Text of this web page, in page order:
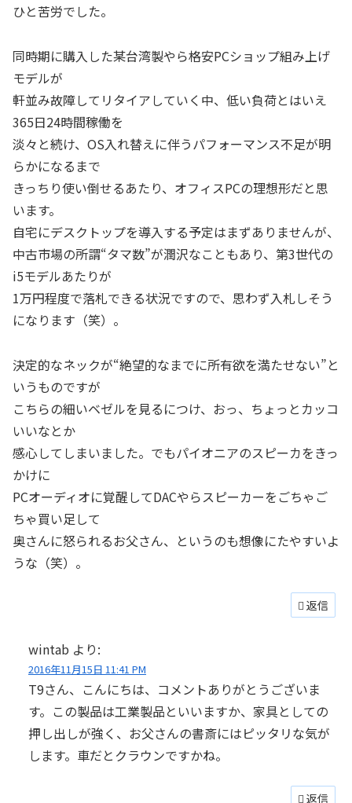
ひと苦労でした。
同時期に購入した某台湾製やら格安PCショップ組み上げ
モデルが
軒並み故障してリタイアしていく中、低い負荷とはいえ
365日24時間稼働を
淡々と続け、OS入れ替えに伴うパフォーマンス不足が明
らかになるまで
きっちり使い倒せるあたり、オフィスPCの理想形だと思
います。
自宅にデスクトップを導入する予定はまずありませんが、
中古市場の所謂“タマ数”が潤沢なこともあり、第3世代の
i5モデルあたりが
1万円程度で落札できる状況ですので、思わず入札しそう
になります（笑）。
決定的なネックが“絶望的なまでに所有欲を満たせない”と
いうものですが
こちらの細いベゼルを見るにつけ、おっ、ちょっとカッコ
いいなとか
感心してしまいました。でもパイオニアのスピーカをきっ
かけに
PCオーディオに覚醒してDACやらスピーカーをごちゃご
ちゃ買い足して
奥さんに怒られるお父さん、というのも想像にたやすいよ
うな（笑）。
返信
wintab より:
2016年11月15日 11:41 PM
T9さん、こんにちは、コメントありがとうございま
す。この製品は工業製品といいますか、家具としての
押し出しが強く、お父さんの書斎にはピッタリな気が
します。車だとクラウンですかね。
返信